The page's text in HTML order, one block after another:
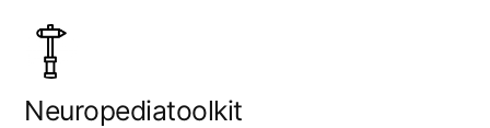
Saltar
contenido
Neuropediatoolkit